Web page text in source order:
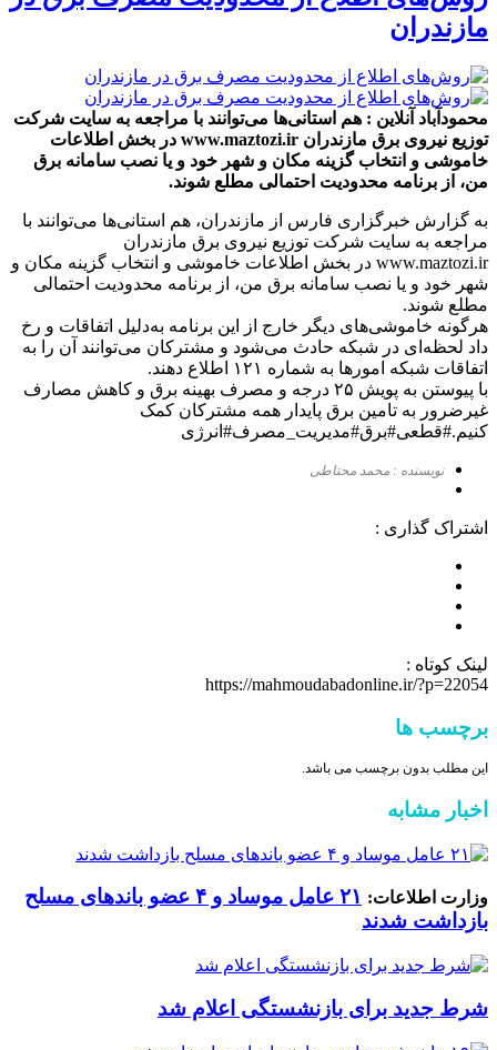
مازندران
محمودآباد آنلاین : هم استانی‌ها می‌توانند با مراجعه به سایت شرکت
توزیع نیروی برق مازندران www.maztozi.ir در بخش اطلاعات
خاموشی و انتخاب گزینه مکان و شهر خود و یا نصب سامانه برق
من، از برنامه محدودیت احتمالی مطلع شوند‌.
به گزارش خبرگزاری فارس از مازندران، هم استانی‌ها می‌توانند با
مراجعه به سایت شرکت توزیع نیروی برق مازندران
www.maztozi.ir در بخش اطلاعات خاموشی و انتخاب گزینه مکان و
شهر خود و یا نصب سامانه برق من، از برنامه محدودیت احتمالی
مطلع شوند‌.
هرگونه خاموشی‌های دیگر خارج از این برنامه به‌دلیل اتفاقات و رخ
داد لحظه‌ای در شبکه حادث می‌شود و مشترکان می‌توانند آن را به
اتفاقات شبکه امورها به شماره ۱۲۱ اطلاع دهند.
با پیوستن به پویش ۲۵ درجه و مصرف بهینه برق و کاهش مصارف
غیرضرور به تامین برق پایدار همه مشترکان کمک
کنیم.#قطعی#برق#مدیریت_مصرف#انرژی
نویسنده : محمد محتاطی
اشتراک گذاری :
لینک کوتاه :
https://mahmoudabadonline.ir/?p=22054
برچسب ها
این مطلب بدون برچسب می باشد.
اخبار مشابه
وزارت اطلاعات:
۲۱ عامل موساد و ۴ عضو باند‌های مسلح
بازداشت شدند
شرط جدید برای بازنشستگی اعلام شد